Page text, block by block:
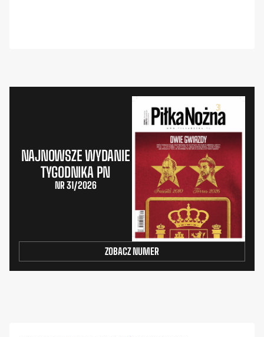
NAJNOWSZE WYDANIE
TYGODNIKA PN
NR 31/2026
ZOBACZ NUMER